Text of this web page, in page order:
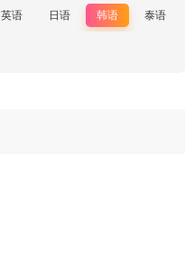
英语 日语 韩语 泰语